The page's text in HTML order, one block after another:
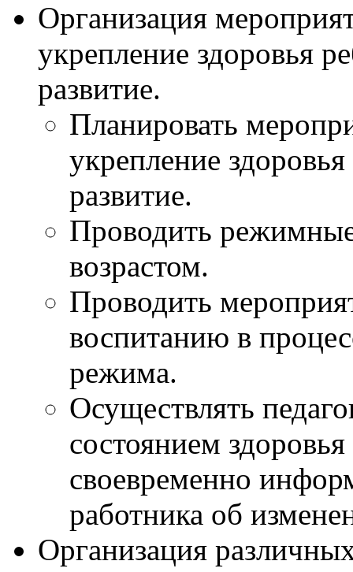
Организация
укрепление здоровья
развитие.
Планировать
укрепление
развитие.
Проводить
возрастом.
Проводить
воспитанию в
режима.
Осуществлять
состоянием
своевременно
работника об
Организация